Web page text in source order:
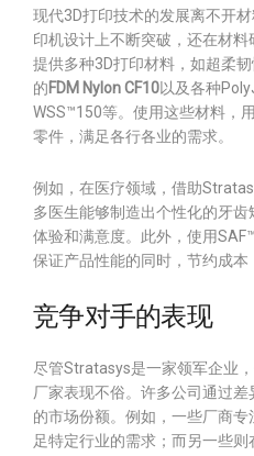
现代3D打印技术的发展离不开
印机设计上不断突破，还在材
提供多种3D打印材料，如超柔
的FDM Nylon CF10以及各种
WSS™150等。使用这些材料，
零件，满足各行各业的需求。
例如，在医疗领域，借助
多医生能够制造出个性化的牙
体验和满意度。此外，使用
保证产品性能的同时，节约成本
竞争对手的表现
尽管Stratasys是一家领军企业
厂家表现不俗。许多公司通过
的市场份额。例如，一些厂商
足特定行业的需求；而另一些